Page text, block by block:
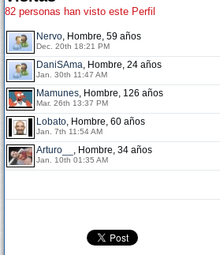
82 personas han visto este Perfil
Nervo, Hombre, 59 años
Dec. 20th 18:21 PM
DaniSAma, Hombre, 24 años
Jan. 30th 11:47 AM
Mamunes, Hombre, 126 años
Mar. 26th 13:37 PM
Lobato, Hombre, 60 años
Jan. 7th 11:54 AM
Arturo__ , Hombre, 34 años
Jan. 10th 01:35 AM